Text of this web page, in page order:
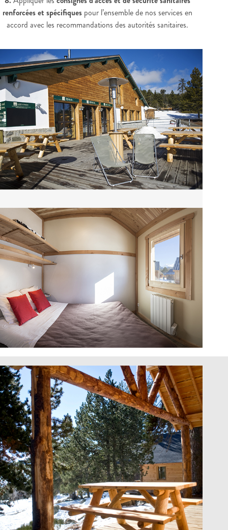
renforcées et spécifiques pour l’ensemble de nos services en
accord avec les recommandations des autorités sanitaires.